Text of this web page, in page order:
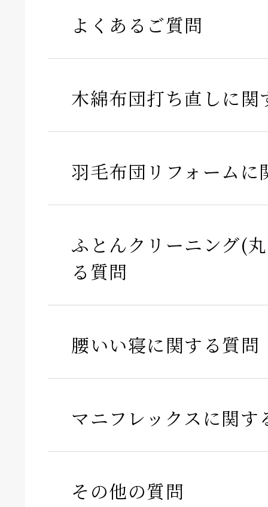
よくあるご質問
木綿布団打ち直しに関
羽毛布団リフォームに
ふとんクリーニング(
る質問
腰いい寝に関する質問
マニフレックスに関す
その他の質問